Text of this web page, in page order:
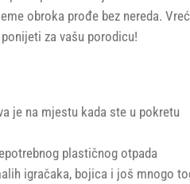
obroka prođe bez nereda.
za vašu porodicu!
je na mjestu kada ste u pokretu
plastičnog otpada
igračaka, bojica i još mnogo